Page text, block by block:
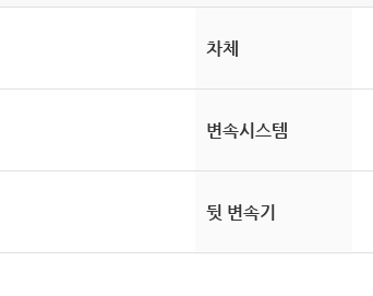
차체
변속시스템
뒷 변속기